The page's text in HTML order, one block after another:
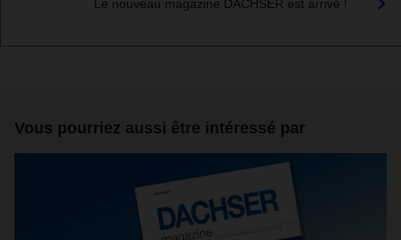
Le nouveau magazine DACHSER est arrivé !
Vous pourriez aussi être intéressé par